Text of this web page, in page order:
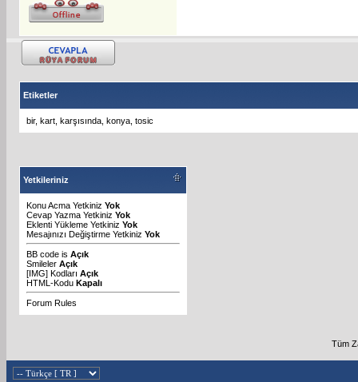
Etiketler
bir, kart karşısında konya tosic
Yetkileriniz
Konu Acma Yetkiniz Yok
Cevap Yazma Yetkiniz Yok
Eklenti Yükleme Yetkiniz Yok
Mesajınızı Değiştirme Yetkiniz Yok
BB code is Açık
Smileler Açık
[IMG] Kodları Açık
HTML-Kodu Kapalı
Forum Rules
Tüm